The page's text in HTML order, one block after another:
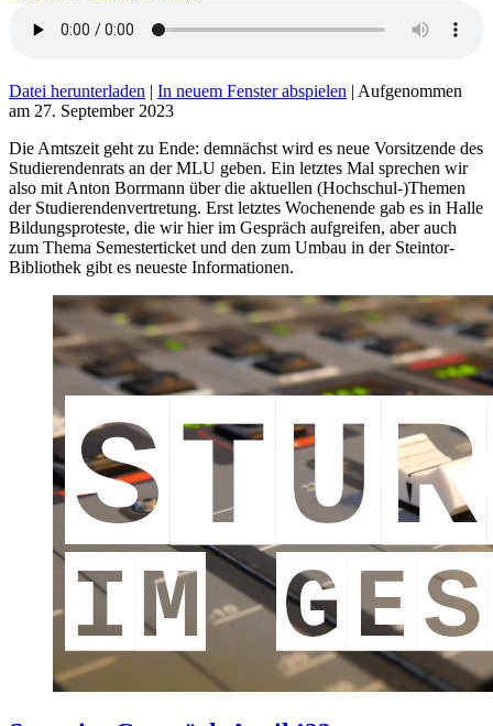
Datei herunterladen | In neuem Fenster abspielen | Aufgenommen
am 27. September 2023
Die Amtszeit geht zu Ende: demnächst wird es neue Vorsitzende des
Studierendenrats an der MLU geben. Ein letztes Mal sprechen wir
also mit Anton Borrmann über die aktuellen (Hochschul-)Themen
der Studierendenvertretung. Erst letztes Wochenende gab es in Halle
Bildungsproteste, die wir hier im Gespräch aufgreifen, aber auch
zum Thema Semesterticket und den zum Umbau in der Steintor-
Bibliothek gibt es neueste Informationen.